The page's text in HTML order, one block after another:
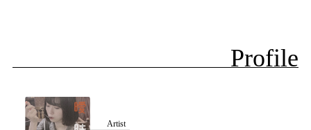
Profile
Artist